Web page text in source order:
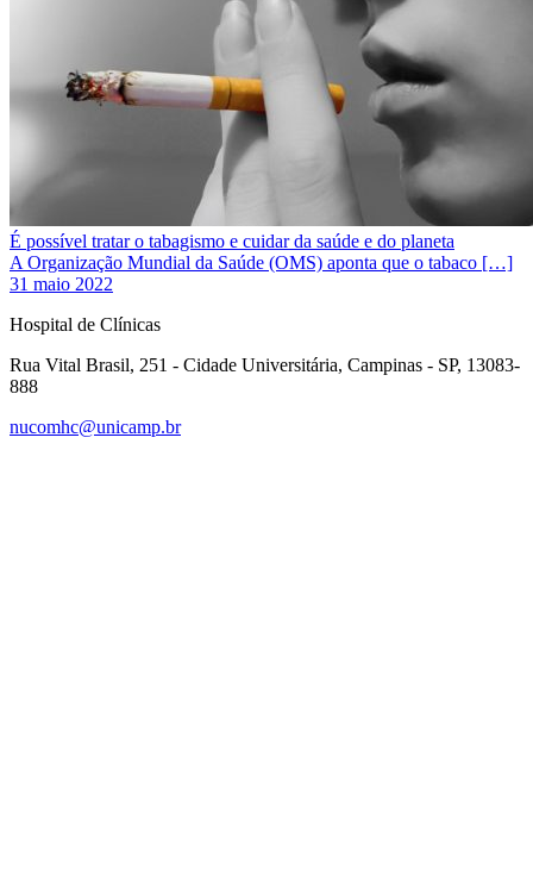
É possível tratar o tabagismo e cuidar da saúde e do planeta
A Organização Mundial da Saúde (OMS) aponta que o tabaco […]
31 maio 2022
Hospital de Clínicas
Rua Vital Brasil, 251 - Cidade Universitária, Campinas - SP, 13083-
888
nucomhc@unicamp.br